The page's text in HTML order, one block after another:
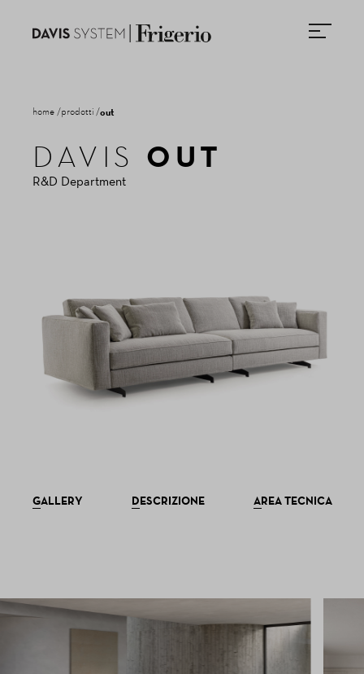
home prodotti out
DAVIS OUT
R&D Department
GALLERY DESCRIZIONE AREA TECNICA